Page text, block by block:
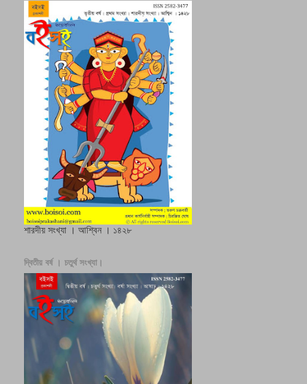
শারদীয় সংখ্যা । আশ্বিন । ১৪২৮
দ্বিতীয় বর্ষ । চতুর্থ সংখ্যা।